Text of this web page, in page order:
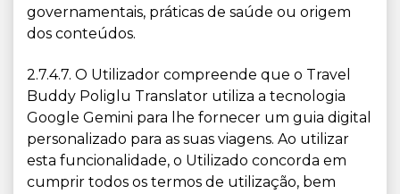
governamentais, práticas de saúde ou origem
dos conteúdos.
2.7.4.7. O Utilizador compreende que o Travel
Buddy Poliglu Translator utiliza a tecnologia
Google Gemini para lhe fornecer um guia digital
personalizado para as suas viagens. Ao utilizar
esta funcionalidade, o Utilizado concorda em
cumprir todos os termos de utilização, bem